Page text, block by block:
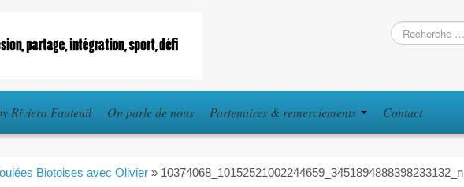
Riviera Fauteuil On parle de nous Partenaires & remerciements Contact
Biotoises avec Olivier » 10374068_10152521002244659_3451894888398233132_n